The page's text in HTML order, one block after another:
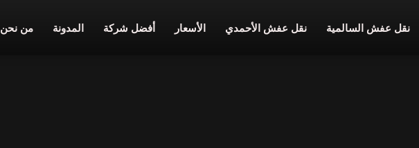
نقل عفش السالمية نقل عفش الأحمدي الأسعار أفضل شركة المدونة من نحن